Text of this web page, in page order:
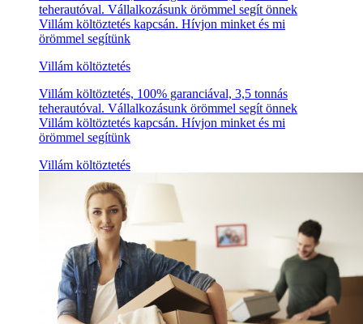
teherautóval. Vállalkozásunk örömmel segít önnek
Villám költöztetés kapcsán. Hívjon minket és mi
örömmel segítünk
Villám költöztetés
Villám költöztetés, 100% garanciával, 3,5 tonnás
teherautóval. Vállalkozásunk örömmel segít önnek
Villám költöztetés kapcsán. Hívjon minket és mi
örömmel segítünk
Villám költöztetés